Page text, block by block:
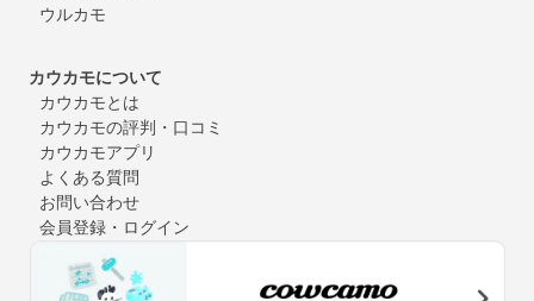
ウルカモ
カウカモについて
カウカモとは
カウカモの評判・口コミ
カウカモアプリ
よくある質問
お問い合わせ
会員登録・ログイン